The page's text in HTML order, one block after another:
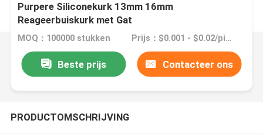
Purpere Siliconekurk 13mm 16mm
Reageerbuiskurk met Gat
MOQ：100000 stukken Prijs：$0.001 - $0.02/pieces
Beste prijs Contacteer ons
PRODUCTOMSCHRIJVING